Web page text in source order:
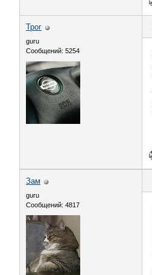
Трог
guru
Сообщений: 5254
Зам
guru
Сообщений: 4817